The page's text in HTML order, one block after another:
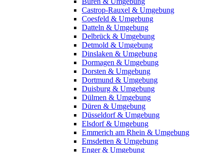
Castrop-Rauxel & Umgebung
Coesfeld & Umgebung
Datteln & Umgebung
Delbrück & Umgebung
Detmold & Umgebung
Dinslaken & Umgebung
Dormagen & Umgebung
Dorsten & Umgebung
Dortmund & Umgebung
Duisburg & Umgebung
Dülmen & Umgebung
Düren & Umgebung
Düsseldorf & Umgebung
Elsdorf & Umgebung
Emmerich am Rhein & Umgebung
Emsdetten & Umgebung
Enger & Umgebung